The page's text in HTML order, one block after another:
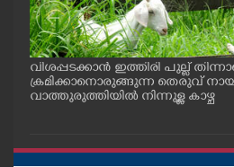
SPIRITUAL
INFO+
വിശപ്പടക്കാൻ ഇത്തിരി പുല്ല്
ക്രമിക്കാനൊരുങ്ങുന്ന തെരുവ്
വാത്തുരുത്തിയിൽ നിന്നുള്ള കാഴ്ച